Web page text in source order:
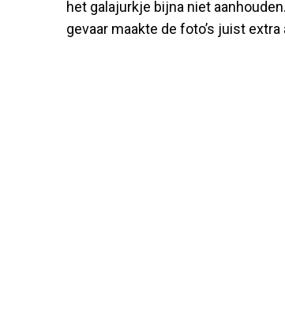
het galajurkje bijna niet
gevaar maakte de foto’s juist